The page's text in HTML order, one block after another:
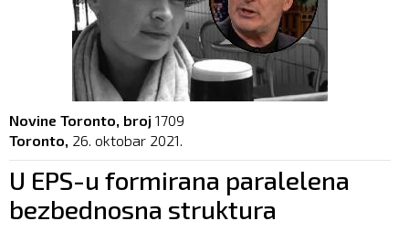
Novine Toronto, broj 1709
Toronto, 26. oktobar 2021.
U EPS-u formirana paralelena
bezbednosna struktura